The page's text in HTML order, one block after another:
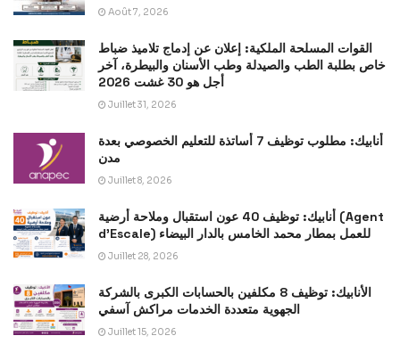
Août 7, 2026
القوات المسلحة الملكية: إعلان عن إدماج تلاميذ ضباط
خاص بطلبة الطب والصيدلة وطب الأسنان والبيطرة، آخر
أجل هو 30 غشت 2026
Juillet 31, 2026
أنابيك: مطلوب توظيف 7 أساتذة للتعليم الخصوصي بعدة
مدن
Juillet 8, 2026
أنابيك: توظيف 40 عون استقبال وملاحة أرضية (Agent
d’Escale) للعمل بمطار محمد الخامس بالدار البيضاء
Juillet 28, 2026
الأنابيك: توظيف 8 مكلفين بالحسابات الكبرى بالشركة
الجهوية متعددة الخدمات مراكش آسفي
Juillet 15, 2026